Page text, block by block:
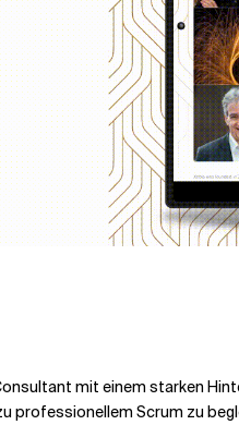
mit einem starken
professionellem Scrum zu